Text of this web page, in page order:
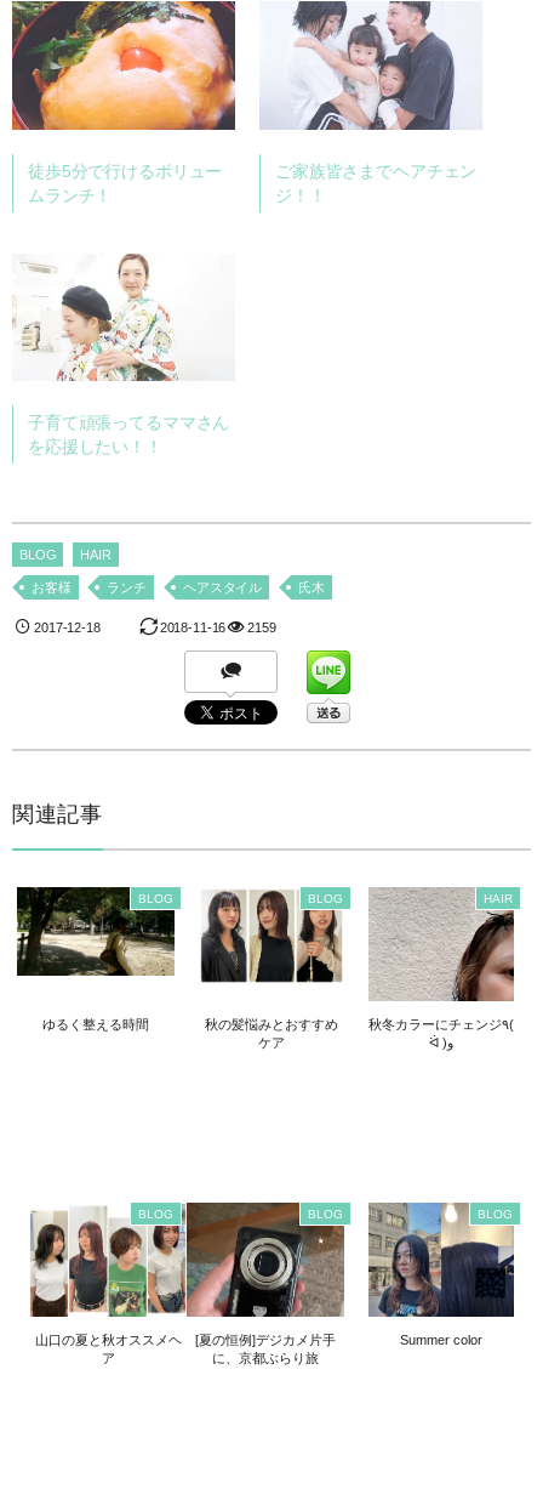
徒歩5分で行けるボリュー
ムランチ！
ご家族皆さまでヘアチェン
ジ！！
子育て頑張ってるママさん
を応援したい！！
BLOG HAIR
お客様 ランチ ヘアスタイル 氏木
2017-12-18 2018-11-16 2159
関連記事
BLOG
ゆるく整える時間
BLOG
秋の髪悩みとおすすめ
ケア
HAIR
秋冬カラーにチェンジ٩(
ᐛ )و
BLOG
山口の夏と秋オススメヘ
ア
BLOG
[夏の恒例]デジカメ片手
に、京都ぶらり旅
BLOG
Summer color